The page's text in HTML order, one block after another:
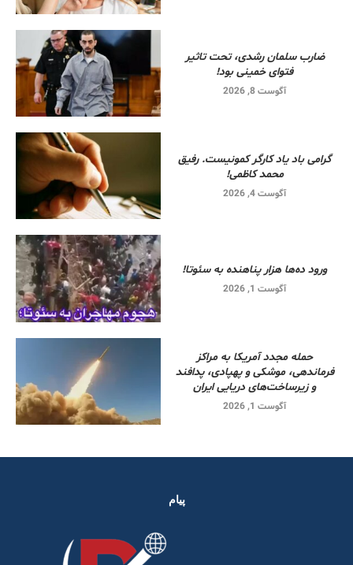
ضارب سلمان رشدی، تحت تاثیر
فتوای خمینی بود!
آگوست 8, 2026
گرامی باد یاد کارگر کمونیست. رفیق
محمد کاظمی!
آگوست 4, 2026
ورود ده‌ها هزار پناهنده به سئوتا!
آگوست 1, 2026
حمله مجدد آمریکا به مراکز
فرماندهی، موشکی و پهپادی، پدافند
و زیرساخت‌های دریایی ایران
آگوست 1, 2026
پیام